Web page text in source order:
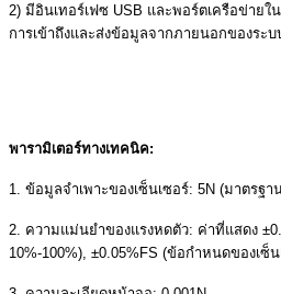
2) มีอินเทอร์เฟซ USB และพอร์ตเครือข่ายใ
การเข้าถึงและส่งข้อมูลจากภายนอกของระบ
พารามิเตอร์ทางเทคนิค:
1. ข้อมูลจำเพาะของเซ็นเซอร์: 5N (มาตรฐา
2. ความแม่นยำของแรงหดตัว: ค่าที่แสดง
10%-100%), ±0.05%FS (ข้อกำหนดของเซ็